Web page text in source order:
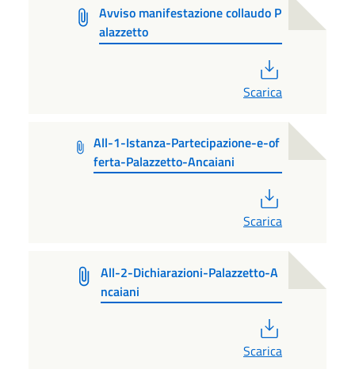
Avviso manifestazione collaudo P
alazzetto
Scarica
All-1-Istanza-Partecipazione-e-of
ferta-Palazzetto-Ancaiani
Scarica
All-2-Dichiarazioni-Palazzetto-A
ncaiani
Scarica